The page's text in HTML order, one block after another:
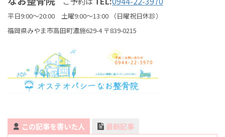
平日9:00～20:00 土曜9:00～13:00 （日曜祝日休診）
福岡県みやま市高田町濃施629-4 〒839-0215
この記事を書いた人
最新記事